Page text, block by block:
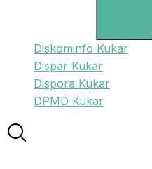
Diskominfo Kukar
Dispar Kukar
Dispora Kukar
DPMD Kukar